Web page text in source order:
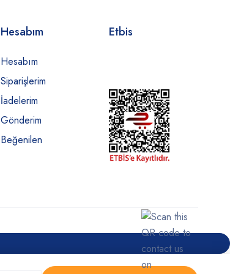
Hesabım
Hesabım
Siparişlerim
İadelerim
Gönderim
Beğenilen
Etbis